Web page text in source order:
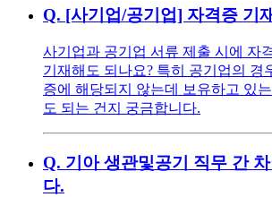
Q. [사기업/공기업] 자격증 기
사기업과 공기업 서류 제출 시에 자
기재해도 되나요? 특히 공기업의 경
증에 해당되지 않는데 보유하고 있
도 되는 건지 궁금합니다.
Q. 기아 생관및공기 직무 간
다.